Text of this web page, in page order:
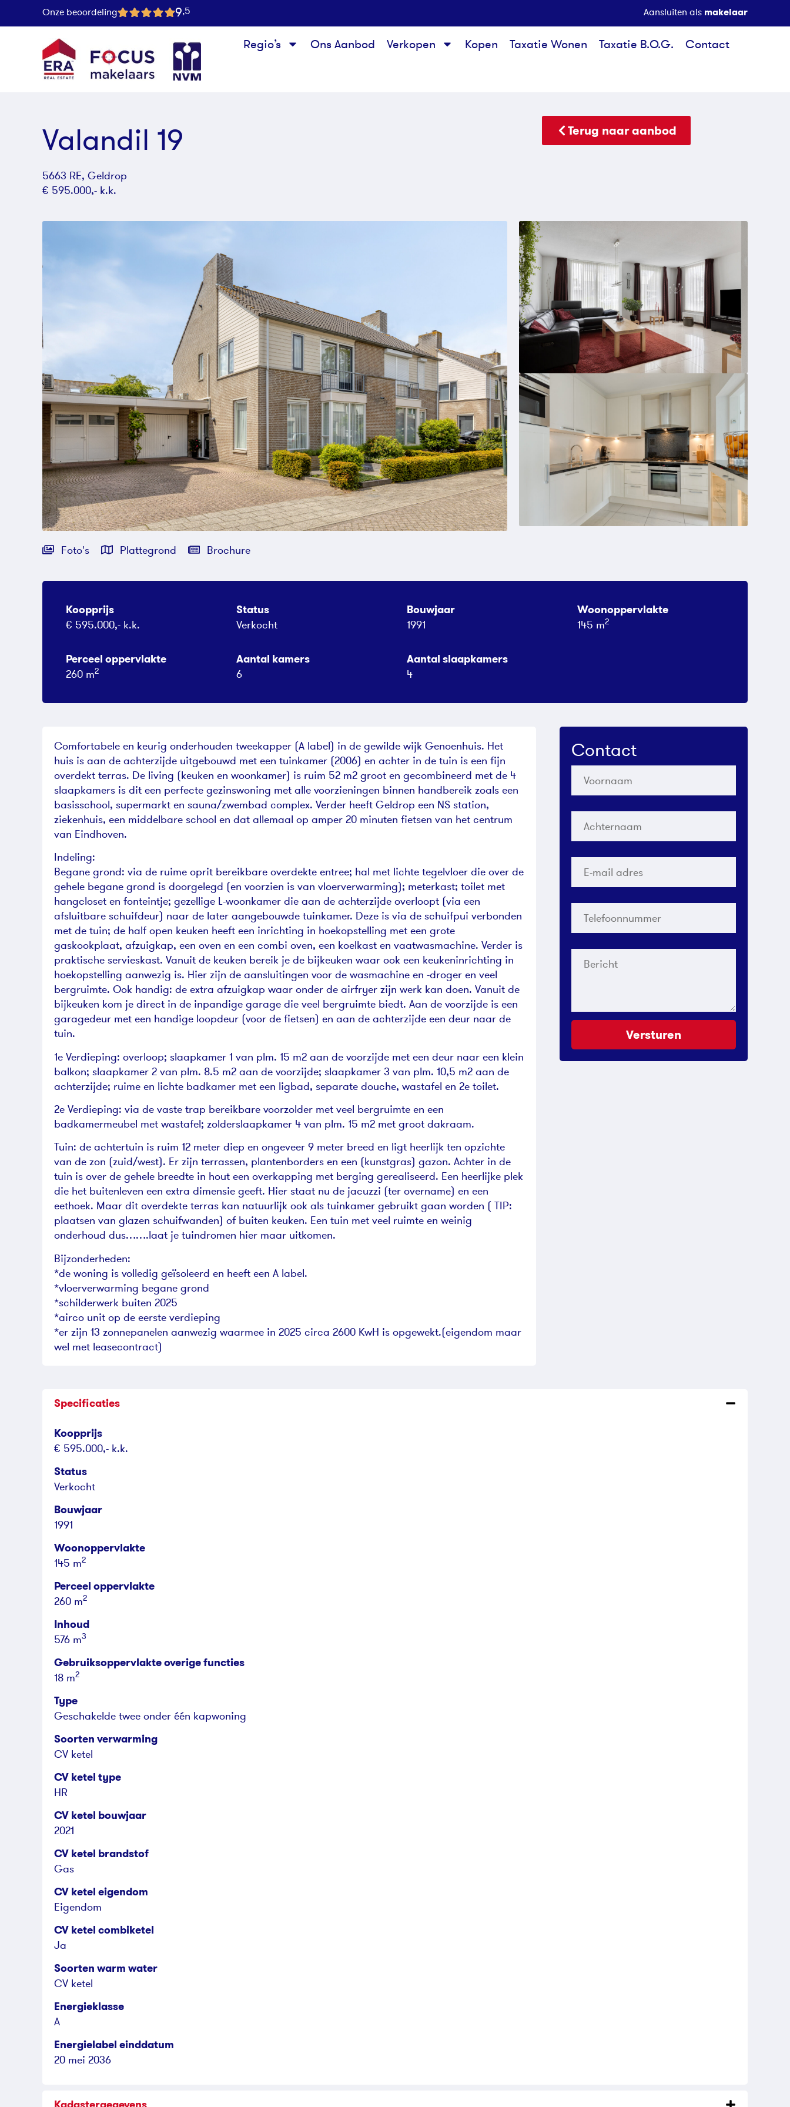
Onze beoordeling 9,5 Aansluiten als makelaar
Regio’s Ons Aanbod Verkopen Kopen Taxatie Wonen Taxatie B.O.G. Contact
Valandil 19
5663 RE, Geldrop
€ 595.000,- k.k.
Terug naar aanbod
Foto's Plattegrond Brochure
Koopprijs
€ 595.000,- k.k.
Status
Verkocht
Bouwjaar
1991
Woonoppervlakte
145 m2
Perceel oppervlakte
260 m2
Aantal kamers
6
Aantal slaapkamers
4
Comfortabele en keurig onderhouden tweekapper (A label) in de gewilde wijk Genoenhuis. Het
huis is aan de achterzijde uitgebouwd met een tuinkamer (2006) en achter in de tuin is een fijn
overdekt terras. De living (keuken en woonkamer) is ruim 52 m2 groot en gecombineerd met de 4
slaapkamers is dit een perfecte gezinswoning met alle voorzieningen binnen handbereik zoals een
basisschool, supermarkt en sauna/zwembad complex. Verder heeft Geldrop een NS station,
ziekenhuis, een middelbare school en dat allemaal op amper 20 minuten fietsen van het centrum
van Eindhoven.
Indeling:
Begane grond: via de ruime oprit bereikbare overdekte entree; hal met lichte tegelvloer die over de
gehele begane grond is doorgelegd (en voorzien is van vloerverwarming); meterkast; toilet met
hangcloset en fonteintje; gezellige L-woonkamer die aan de achterzijde overloopt (via een
afsluitbare schuifdeur) naar de later aangebouwde tuinkamer. Deze is via de schuifpui verbonden
met de tuin; de half open keuken heeft een inrichting in hoekopstelling met een grote
gaskookplaat, afzuigkap, een oven en een combi oven, een koelkast en vaatwasmachine. Verder is
praktische servieskast. Vanuit de keuken bereik je de bijkeuken waar ook een keukeninrichting in
hoekopstelling aanwezig is. Hier zijn de aansluitingen voor de wasmachine en -droger en veel
bergruimte. Ook handig: de extra afzuigkap waar onder de airfryer zijn werk kan doen. Vanuit de
bijkeuken kom je direct in de inpandige garage die veel bergruimte biedt. Aan de voorzijde is een
garagedeur met een handige loopdeur (voor de fietsen) en aan de achterzijde een deur naar de
tuin.
1e Verdieping: overloop; slaapkamer 1 van plm. 15 m2 aan de voorzijde met een deur naar een klein
balkon; slaapkamer 2 van plm. 8.5 m2 aan de voorzijde; slaapkamer 3 van plm. 10,5 m2 aan de
achterzijde; ruime en lichte badkamer met een ligbad, separate douche, wastafel en 2e toilet.
2e Verdieping: via de vaste trap bereikbare voorzolder met veel bergruimte en een
badkamermeubel met wastafel; zolderslaapkamer 4 van plm. 15 m2 met groot dakraam.
Tuin: de achtertuin is ruim 12 meter diep en ongeveer 9 meter breed en ligt heerlijk ten opzichte
van de zon (zuid/west). Er zijn terrassen, plantenborders en een (kunstgras) gazon. Achter in de
tuin is over de gehele breedte in hout een overkapping met berging gerealiseerd. Een heerlijke plek
die het buitenleven een extra dimensie geeft. Hier staat nu de jacuzzi (ter overname) en een
eethoek. Maar dit overdekte terras kan natuurlijk ook als tuinkamer gebruikt gaan worden ( TIP:
plaatsen van glazen schuifwanden) of buiten keuken. Een tuin met veel ruimte en weinig
onderhoud dus…….laat je tuindromen hier maar uitkomen.
Bijzonderheden:
*de woning is volledig geïsoleerd en heeft een A label.
*vloerverwarming begane grond
*schilderwerk buiten 2025
*airco unit op de eerste verdieping
*er zijn 13 zonnepanelen aanwezig waarmee in 2025 circa 2600 KwH is opgewekt.(eigendom maar
wel met leasecontract)
Contact
mail
adres*
Versturen
Specificaties
Koopprijs
€ 595.000,- k.k.
Status
Verkocht
Bouwjaar
1991
Woonoppervlakte
145 m2
Perceel oppervlakte
260 m2
Inhoud
576 m3
Gebruiksoppervlakte overige functies
18 m2
Type
Geschakelde twee onder één kapwoning
Soorten verwarming
CV ketel
CV ketel type
HR
CV ketel bouwjaar
2021
CV ketel brandstof
Gas
CV ketel eigendom
Eigendom
CV ketel combiketel
Ja
Soorten warm water
CV ketel
Energieklasse
A
Energielabel einddatum
20 mei 2036